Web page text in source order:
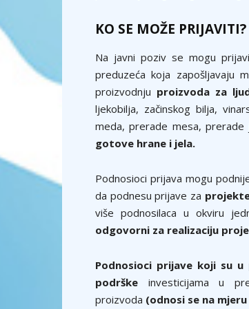
KO SE MOŽE PRIJAVITI?
Na javni poziv se mogu
preduzeća koja zapošljavaju
proizvodnju proizvoda za
ljekobilja, začinskog bilja,
meda, prerade mesa,
gotove hrane i jela.
Podnosioci prijava mogu
da podnesu prijave za
više podnosilaca u okviru
odgovorni za realizaciju
Podnosioci prijave koji su
podrške investicijama u
proizvoda (odnosi se na